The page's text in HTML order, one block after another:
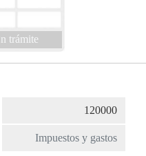
trámite